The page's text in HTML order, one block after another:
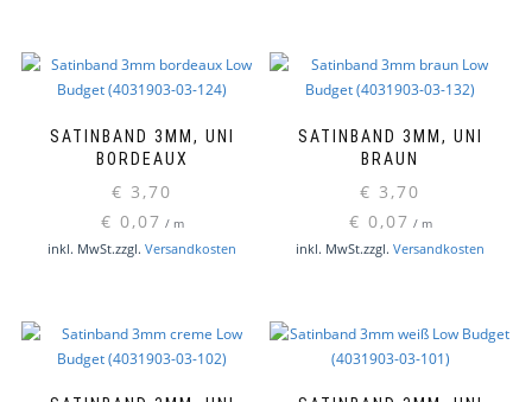
SATINBAND 3MM, UNI
BORDEAUX
€ 3,70
€ 0,07 / m
inkl. MwSt.zzgl. Versandkosten
SATINBAND 3MM, UNI
BRAUN
€ 3,70
€ 0,07 / m
inkl. MwSt.zzgl. Versandkosten